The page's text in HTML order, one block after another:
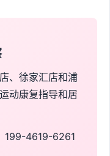
、徐家汇店和浦
动康复指导和居
199-4619-6261